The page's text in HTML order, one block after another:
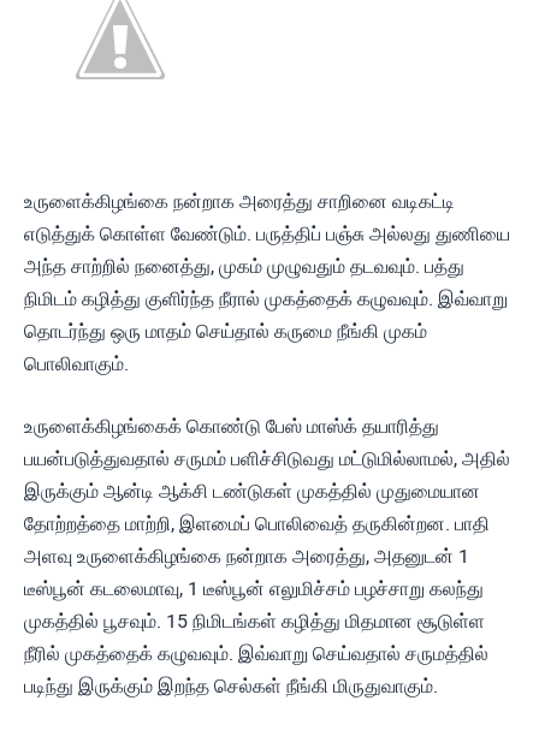
உருளைக்கிழங்கை நன்றாக அரைத்து சாறினை வடிகட்டி
எடுத்துக் கொள்ள வேண்டும். பருத்திப் பஞ்சு அல்லது துணியை
அந்த சாற்றில் நனைத்து, முகம் முழுவதும் தடவவும். பத்து
நிமிடம் கழித்து குளிர்ந்த நீரால் முகத்தைக் கழுவவும். இவ்வாறு
தொடர்ந்து ஒரு மாதம் செய்தால் கருமை நீங்கி முகம்
பொலிவாகும்.
உருளைக்கிழங்கைக் கொண்டு பேஸ் மாஸ்க் தயாரித்து
பயன்படுத்துவதால் சருமம் பளிச்சிடுவது மட்டுமில்லாமல், அதில்
இருக்கும் ஆன்டி ஆக்சி டண்டுகள் முகத்தில் முதுமையான
தோற்றத்தை மாற்றி, இளமைப் பொலிவைத் தருகின்றன. பாதி
அளவு உருளைக்கிழங்கை நன்றாக அரைத்து, அதனுடன் 1
டீஸ்பூன் கடலைமாவு, 1 டீஸ்பூன் எலுமிச்சம் பழச்சாறு கலந்து
முகத்தில் பூசவும். 15 நிமிடங்கள் கழித்து மிதமான சூடுள்ள
நீரில் முகத்தைக் கழுவவும். இவ்வாறு செய்வதால் சருமத்தில்
படிந்து இருக்கும் இறந்த செல்கள் நீங்கி மிருதுவாகும்.